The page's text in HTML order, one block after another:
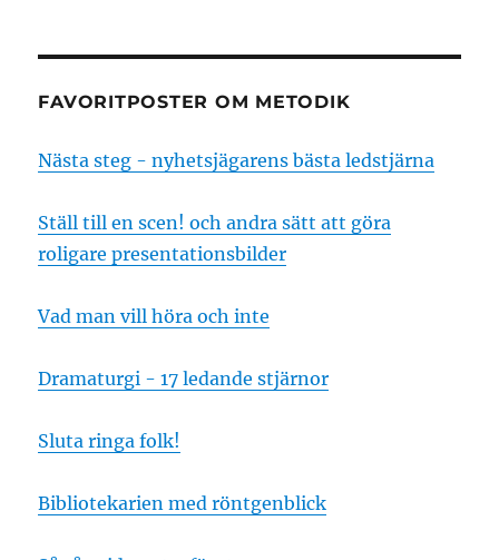
FAVORITPOSTER OM METODIK
Nästa steg - nyhetsjägarens bästa ledstjärna
Ställ till en scen! och andra sätt att göra
roligare presentationsbilder
Vad man vill höra och inte
Dramaturgi - 17 ledande stjärnor
Sluta ringa folk!
Bibliotekarien med röntgenblick